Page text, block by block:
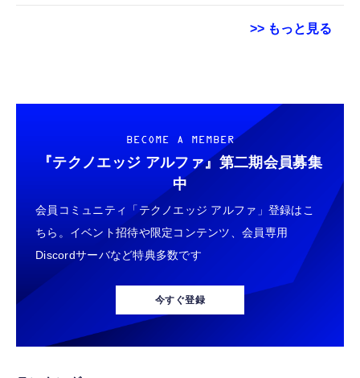
>> もっと見る
認済み R:7100MB/s W:4800MB/s 高耐久3D
NAND TLC HE70 正規代理店品メーカー5年保
￥14,981
スティング [DVD]
￥1,000
【整備済み品】Samsung PM991 256GB
NVMe SSD MZ-9LQ256A MZ9LQ256HAJD-
000D1 M.2 2230 PCIe Gen3 x4 内蔵SSD 読
込最大3100MB/s 書込最大1300MB/s Dell
￥5,380
Amazon micro-USB イーサネットアダプタ
￥1,780
￥2,598
バンダイ(BANDAI) MOBILITY JOINT
GUNDAM VOL.13 チューインガム 食玩
【BOX販売/10個セット】
￥7,480
ハート キャラポトレ バレーボール男子日本代
表 ２ 10個 食玩
￥2,680
BECOME A MEMBER
『テクノエッジ アルファ』 第二期会員募集
中
会員コミュニティ「テクノエッジ アルファ」登録はこ
ちら。イベント招待や限定コンテンツ、会員専用
Discordサーバなど特典多数です
今すぐ登録